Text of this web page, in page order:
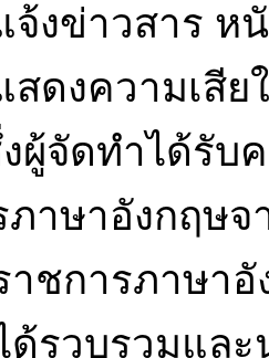
จ้งข่าวสาร ห
สดงความเสี
ผู้จัดทำได้รับ
ภาษาอังกฤษ
าชการภาษา
ด้รวบรวมแล